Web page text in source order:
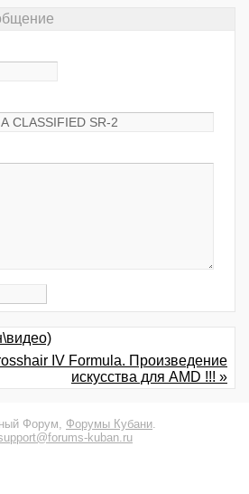
IV Formula. Произведение
искусства для AMD !!! »
Форум, Форумы Кубани.
kuban.ru